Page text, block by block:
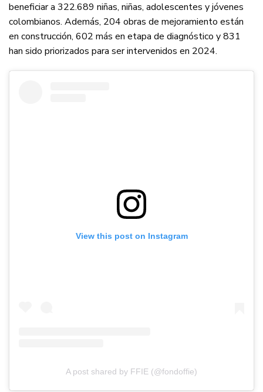
beneficiar a 322.689 niñas, niñas, adolescentes y jóvenes
colombianos. Además, 204 obras de mejoramiento están
en construcción, 602 más en etapa de diagnóstico y 831
han sido priorizados para ser intervenidos en 2024.
View this post on Instagram
A post shared by FFIE (@fondoffie)